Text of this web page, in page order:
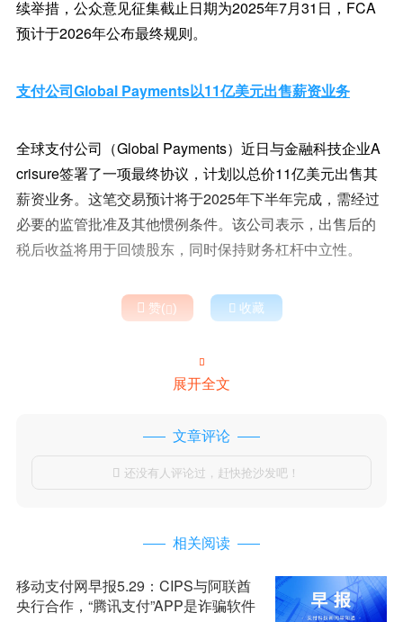
续举措，公众意见征集截止日期为2025年7月31日，FCA
预计于2026年公布最终规则。
支付公司Global Payments以11亿美元出售薪资业务
全球支付公司（Global Payments）近日与金融科技企业A
crisure签署了一项最终协议，计划以总价11亿美元出售其
薪资业务。这笔交易预计将于2025年下半年完成，需经过
必要的监管批准及其他惯例条件。该公司表示，出售后的
税后收益将用于回馈股东，同时保持财务杠杆中立性。
 赞()  收藏

展开全文
文章评论
 还没有人评论过，赶快抢沙发吧！
相关阅读
移动支付网早报5.29：CIPS与阿联酋
央行合作，“腾讯支付”APP是诈骗软件